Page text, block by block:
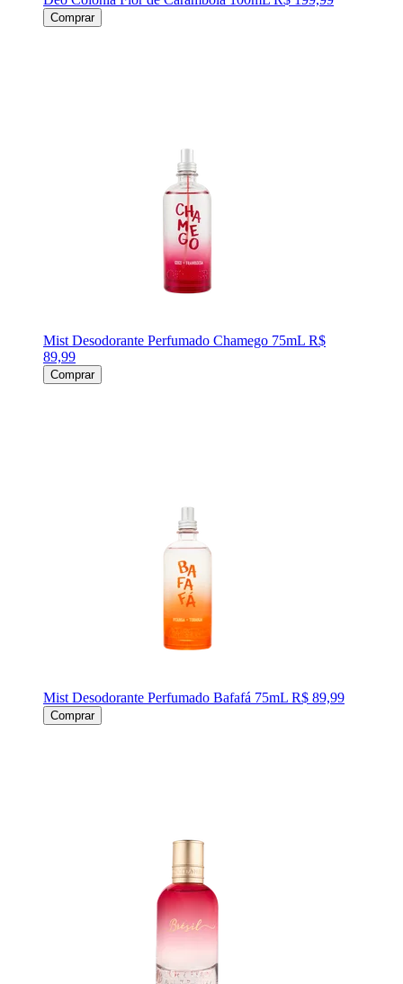
Comprar
Mist Desodorante Perfumado Chamego 75mL R$
89,99
Comprar
Mist Desodorante Perfumado Bafafá 75mL R$ 89,99
Comprar